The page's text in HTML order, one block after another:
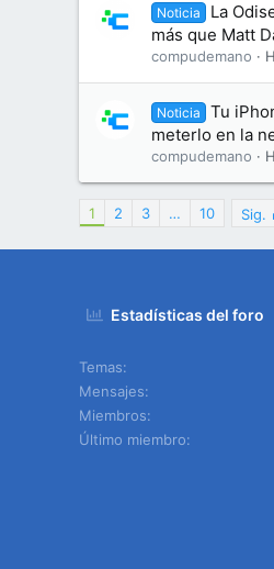
Noticia
La
más que Matt
compudemano
Noticia
Tu
meterlo en la
compudemano
1 2 3 … 10 Sig.
Estadísticas del foro
Temas
Mensajes
Miembros
Último miembro